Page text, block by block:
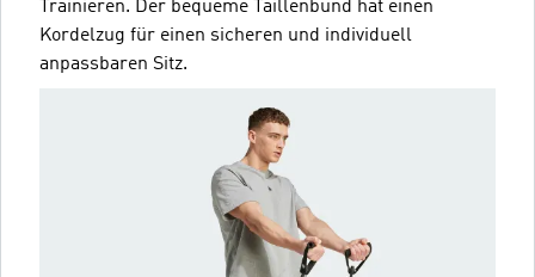
Trainieren. Der bequeme Taillenbund hat einen
Kordelzug für einen sicheren und individuell
anpassbaren Sitz.